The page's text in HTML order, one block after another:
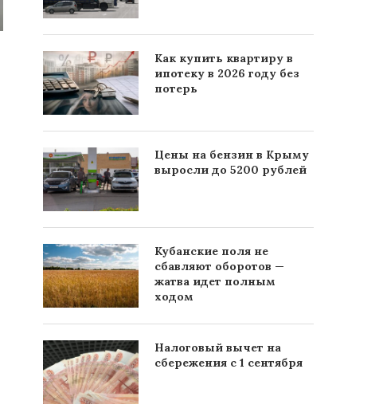
Как купить квартиру в
ипотеку в 2026 году без
потерь
Цены на бензин в Крыму
выросли до 5200 рублей
Кубанские поля не
сбавляют оборотов —
жатва идет полным
ходом
Налоговый вычет на
сбережения с 1 сентября